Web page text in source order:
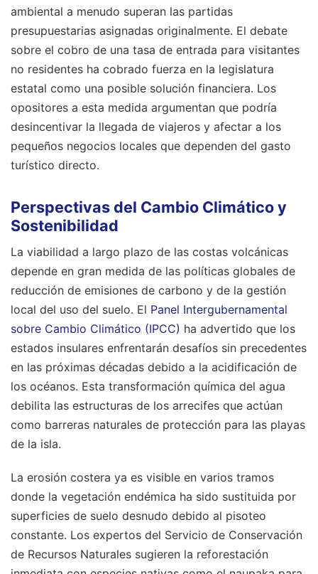
ambiental a menudo superan las partidas
presupuestarias asignadas originalmente. El debate
sobre el cobro de una tasa de entrada para visitantes
no residentes ha cobrado fuerza en la legislatura
estatal como una posible solución financiera. Los
opositores a esta medida argumentan que podría
desincentivar la llegada de viajeros y afectar a los
pequeños negocios locales que dependen del gasto
turístico directo.
Perspectivas del Cambio Climático y
Sostenibilidad
La viabilidad a largo plazo de las costas volcánicas
depende en gran medida de las políticas globales de
reducción de emisiones de carbono y de la gestión
local del uso del suelo. El Panel Intergubernamental
sobre Cambio Climático (IPCC) ha advertido que los
estados insulares enfrentarán desafíos sin precedentes
en las próximas décadas debido a la acidificación de
los océanos. Esta transformación química del agua
debilita las estructuras de los arrecifes que actúan
como barreras naturales de protección para las playas
de la isla.
La erosión costera ya es visible en varios tramos
donde la vegetación endémica ha sido sustituida por
superficies de suelo desnudo debido al pisoteo
constante. Los expertos del Servicio de Conservación
de Recursos Naturales sugieren la reforestación